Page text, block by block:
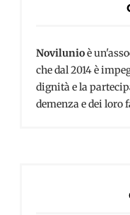
Novilunioè
che dal 2014 è
dignità e la
demenza e dei loro